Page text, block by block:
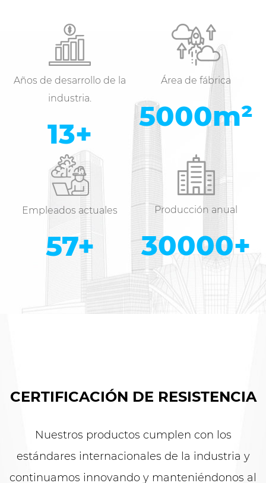
Años de desarrollo de la
industria.
14+
Área de fábrica
5000m²
Empleados actuales
58+
Producción anual
30000+
CERTIFICACIÓN DE RESISTENCIA
Nuestros productos cumplen con los
estándares internacionales de la industria y
continuamos innovando y manteniéndonos al